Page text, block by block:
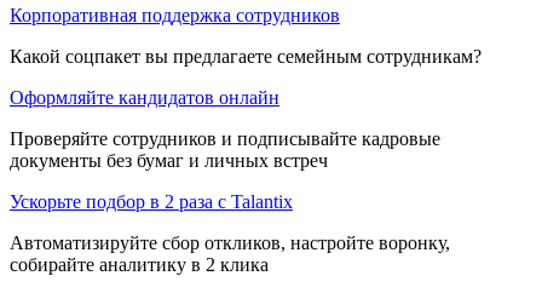
Корпоративная поддержка сотрудников
Какой соцпакет вы предлагаете семейным сотрудникам?
Оформляйте кандидатов онлайн
Проверяйте сотрудников и подписывайте кадровые
документы без бумаг и личных встреч
Ускорьте подбор в 2 раза с Talantix
Автоматизируйте сбор откликов, настройте воронку,
собирайте аналитику в 2 клика